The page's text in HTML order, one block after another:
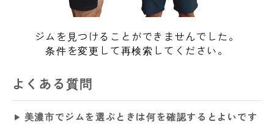
ジムを見つけることができませんでした。
条件を変更して再検索してください。
よくある質問
美濃市でジムを選ぶときは何を確認するとよいです